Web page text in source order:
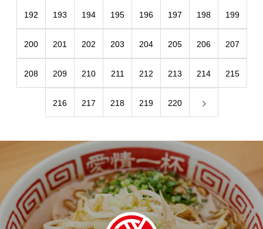
192 193 194 195 196 197 198 199
200 201 202 203 204 205 206 207
208 209 210 211 212 213 214 215
216 217 218 219 220